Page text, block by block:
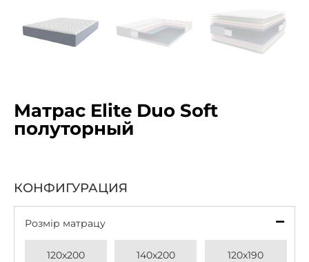
Матрас Elite Duo Soft
полуторный
КОНФИГУРАЦИЯ
Розмір матрацу
120x200 140x200 120x190